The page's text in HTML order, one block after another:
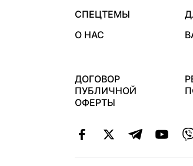
СПЕЦТЕМЫ
О НАС
ДОГОВОР
ПУБЛИЧНОЙ
ОФЕРТЫ